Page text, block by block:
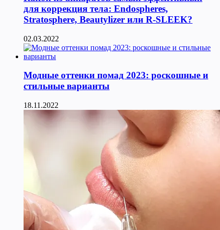
для коррекция тела: Endospheres,
Stratosphere, Beautylizer или R-SLEEK?
02.03.2022
Модные оттенки помад 2023: роскошные и
стильные варианты
18.11.2022